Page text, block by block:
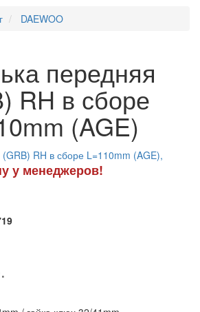
DAEWOO
передняя
RH в сборе
(AGE)
у менеджеров!